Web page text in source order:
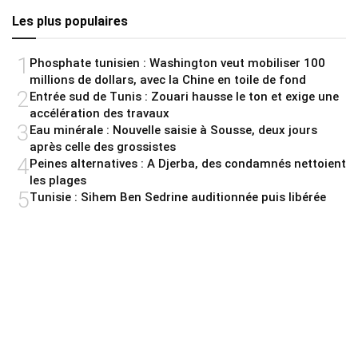
Les plus populaires
1 Phosphate tunisien : Washington veut mobiliser 100
millions de dollars, avec la Chine en toile de fond
2Entrée sud de Tunis : Zouari hausse le ton et exige une
accélération des travaux
3Eau minérale : Nouvelle saisie à Sousse, deux jours
après celle des grossistes
4Peines alternatives : A Djerba, des condamnés nettoient
les plages
5Tunisie : Sihem Ben Sedrine auditionnée puis libérée